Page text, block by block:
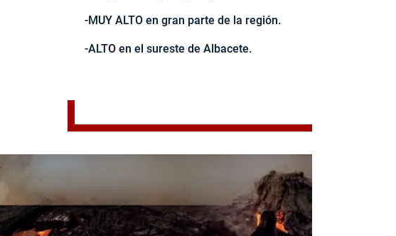
-MUY ALTO en gran parte de la región.
-ALTO en el sureste de Albacete.